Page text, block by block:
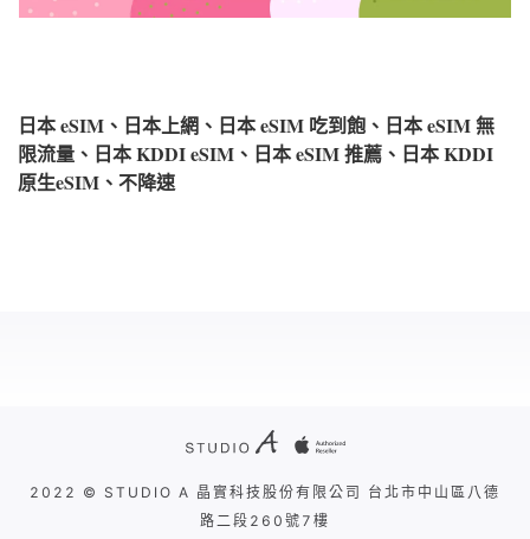
日本 eSIM、日本上網、日本 eSIM 吃到飽、日本 eSIM 無
限流量、日本 KDDI eSIM、日本 eSIM 推薦、日本 KDDI
原生eSIM、不降速
2022 © STUDIO A 晶實科技股份有限公司 台北市中山區八德
路二段260號7樓